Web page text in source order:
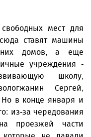
мест для
ставят машины
домов, а еще
учреждения -
школу,
Сергей,
в конце января и
из-за чередования
проезжей части